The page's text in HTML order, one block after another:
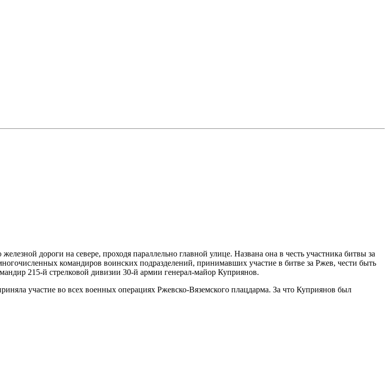
дороги на севере, проходя параллельно главной улице. Названа она в честь участника битвы за
командиров воинских подразделений, принимавших участие в битве за Ржев, чести быть
215-й стрелковой дивизии 30-й армии генерал-майор Куприянов.
участие во всех военных операциях Ржевско-Вяземского плацдарма. За что Куприянов был